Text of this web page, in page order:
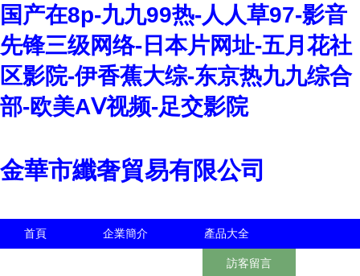
国产在8p-九九99热-人人草97-影音
先锋三级网络-日本片网址-五月花社
区影院-伊香蕉大综-东京热九九综合
部-欧美AⅤ视频-足交影院
金華市纖奢貿易有限公司
首頁 企業簡介 產品大全
訪客留言